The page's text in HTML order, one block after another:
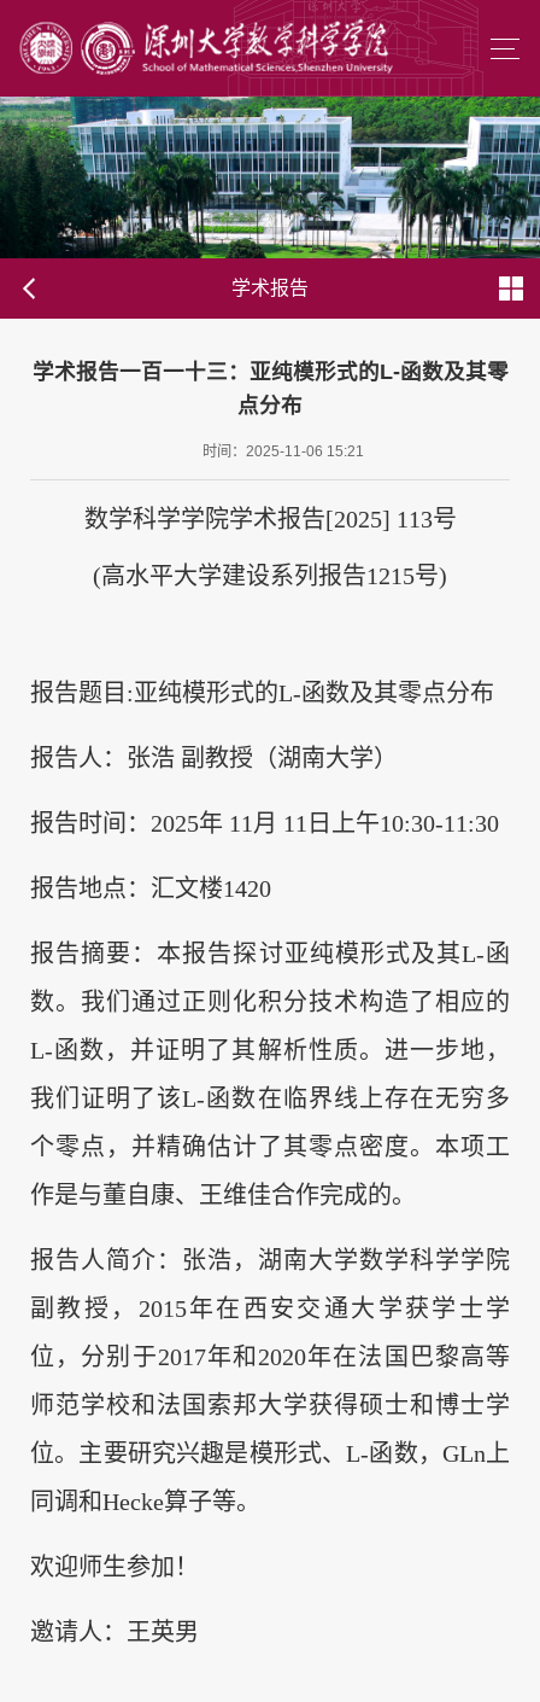
学术报告
学术报告一百一十三：亚纯模形式的L-函数及其零
点分布
时间：2025-11-06 15:21
数学科学学院学术报告[2025] 113号
(高水平大学建设系列报告1215号)
报告题目:亚纯模形式的L-函数及其零点分布
报告人：张浩 副教授（湖南大学）
报告时间：2025年 11月 11日上午10:30-11:30
报告地点：汇文楼1420
报告摘要：本报告探讨亚纯模形式及其L-函
数。我们通过正则化积分技术构造了相应的
L-函数，并证明了其解析性质。进一步地，
我们证明了该L-函数在临界线上存在无穷多
个零点，并精确估计了其零点密度。本项工
作是与董自康、王维佳合作完成的。
报告人简介：张浩，湖南大学数学科学学院
副教授，2015年在西安交通大学获学士学
位，分别于2017年和2020年在法国巴黎高等
师范学校和法国索邦大学获得硕士和博士学
位。主要研究兴趣是模形式、L-函数，GLn上
同调和Hecke算子等。
欢迎师生参加！
邀请人：王英男